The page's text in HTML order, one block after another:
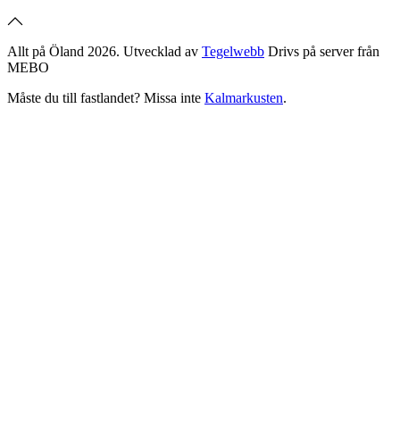
Allt på Öland 2026. Utvecklad av Tegelwebb Drivs på server från
MEBO
Måste du till fastlandet? Missa inte Kalmarkusten.